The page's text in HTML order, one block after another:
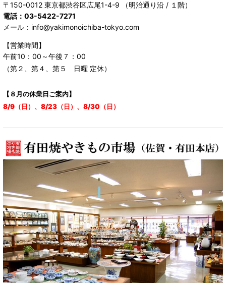
〒150-0012 東京都渋谷区広尾1-4-9 （明治通り沿 / １階）
電話：03-5422-7271
メール：info@yakimonoichiba-tokyo.com
【営業時間】
午前10：00～午後７：00
（第２、第４、第５ 日曜 定休）
【８月の休業日ご案内】
8/9（日）、8/23（日）、8/30（日）